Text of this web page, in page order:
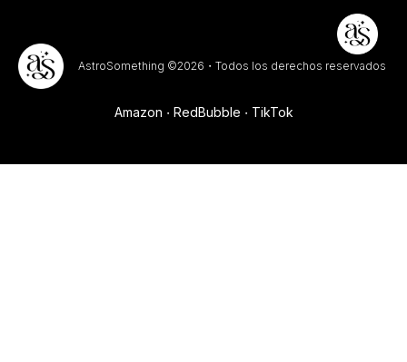
AstroSomething ©2026・Todos los derechos reservados
Amazon RedBubble TikTok